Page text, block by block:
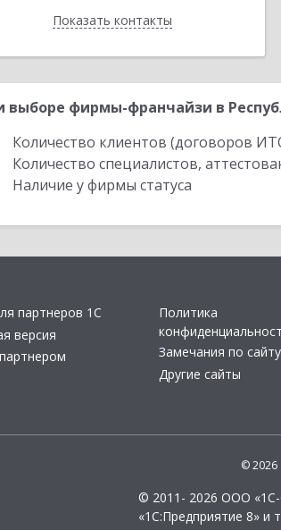
Показать контакты
Назад
выборе фирмы-франчайзи в
Количество клиентов (договоров
Количество специалистов,
Наличие у фирмы статуса
партнеров 1С
версия
Политика
Замечания по сайту
Другие сайты
© 2026
© 2011- 2026 ООО
«1С:Предприятие 8» и